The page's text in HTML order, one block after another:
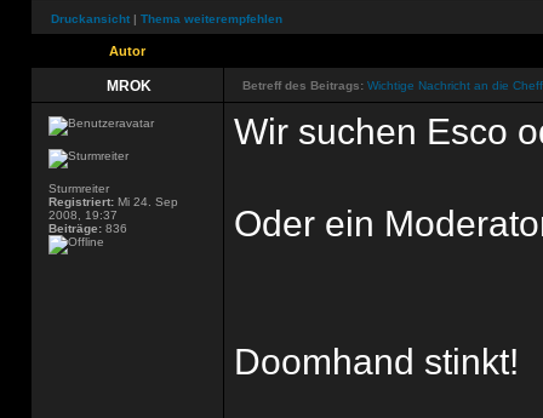
Druckansicht | Thema weiterempfehlen
Autor
MROK Betreff des Beitrags: Wichtige Nachricht an die
Sturmreiter
Registriert: Mi 24. Sep
2008, 19:37
Beiträge: 836
Wir suchen Esco
Oder ein
Doomhand stinkt!